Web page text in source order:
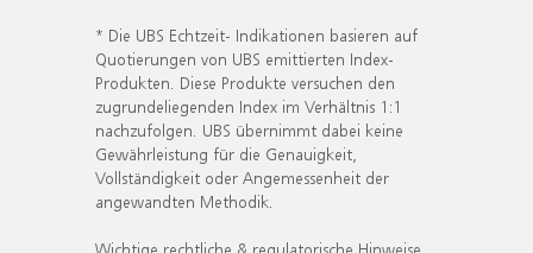
* Die UBS Echtzeit- Indikationen basieren auf
Quotierungen von UBS emittierten Index-
Produkten. Diese Produkte versuchen den
zugrundeliegenden Index im Verhältnis 1:1
nachzufolgen. UBS übernimmt dabei keine
Gewährleistung für die Genauigkeit,
Vollständigkeit oder Angemessenheit der
angewandten Methodik.